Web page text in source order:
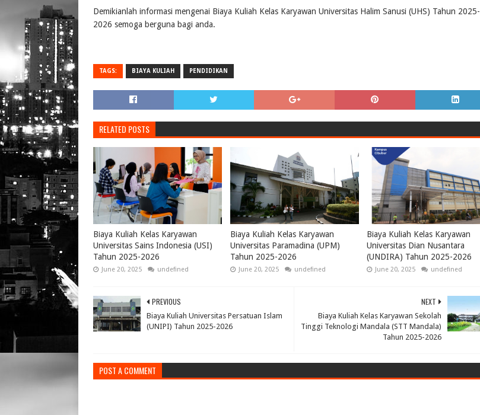
Demikianlah informasi mengenai Biaya Kuliah Kelas Karyawan Universitas Halim Sanusi (UHS) Tahun 2025-
2026 semoga berguna bagi anda.
TAGS: BIAYA KULIAH PENDIDIKAN
RELATED POSTS
Biaya Kuliah Kelas Karyawan
Universitas Sains Indonesia (USI)
Tahun 2025-2026
June 20, 2025 undefined
Biaya Kuliah Kelas Karyawan
Universitas Paramadina (UPM)
Tahun 2025-2026
June 20, 2025 undefined
Biaya Kuliah Kelas Karyawan
Universitas Dian Nusantara
(UNDIRA) Tahun 2025-2026
June 20, 2025 undefined
NEXT
Biaya Kuliah Kelas Karyawan Sekolah
Tinggi Teknologi Mandala (STT Mandala)
Tahun 2025-2026
PREVIOUS
Biaya Kuliah Universitas Persatuan Islam
(UNIPI) Tahun 2025-2026
POST A COMMENT